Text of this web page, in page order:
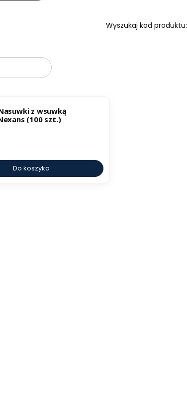
Wyszukaj kod produktu:
z wsuwką
(100 szt.)
Do koszyka